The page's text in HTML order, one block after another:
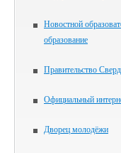
Новостной
образование
Правительство
Официальный
Дворец молодёжи